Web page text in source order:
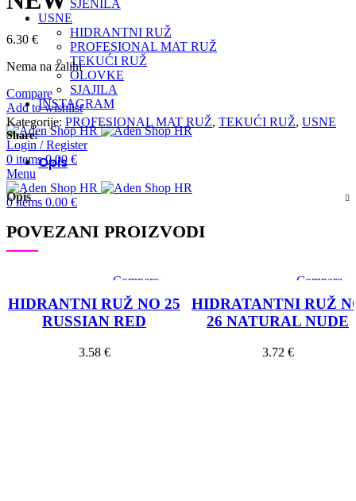
SJENILA
USNE
HIDRANTNI RUŽ
PROFESIONAL MAT RUŽ
TEKUĆI RUŽ
OLOVKE
SJAJILA
INSTAGRAM
Login / Register
0 items 0.00 €
Menu
0items 0.00 €
6.30 €
Nema na zalihi
Compare
Add to wishlist
Kategorije: PROFESIONAL MAT RUŽ, TEKUĆI RUŽ, USNE
Share:
Opis
Opis
POVEZANI PROIZVODI
Compare
Quick view
Add to wishlist
HIDRANTNI RUŽ NO 25
RUSSIAN RED
3.58 €
Compare
Quick view
Add to
HIDRATANTNI RUŽ
26 NATURAL NUDE
3.72 €